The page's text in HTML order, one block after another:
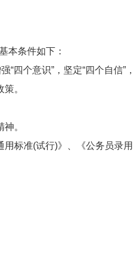
条件如下：
个意识”，坚定“四个自信”，
。
。
标准(试行)》、《公务员录用